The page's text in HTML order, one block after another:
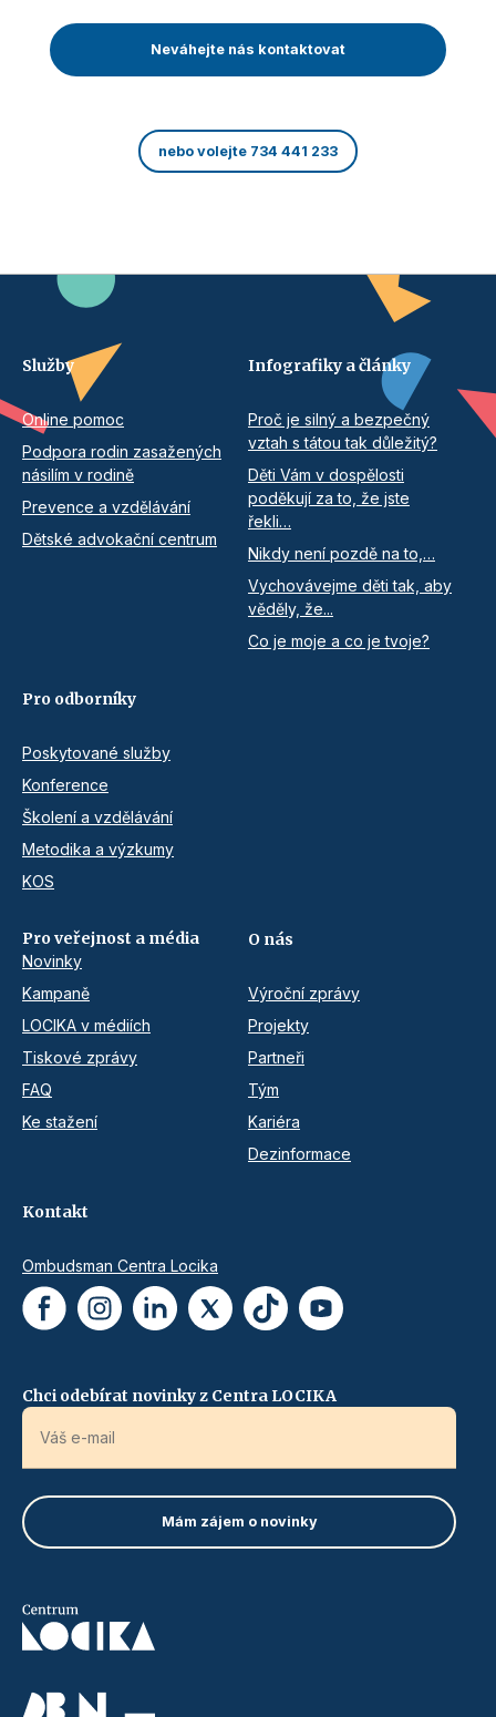
Neváhejte nás kontaktovat
nebo volejte 734 441 233
Služby
Online pomoc
Podpora rodin zasažených
násilím v rodině
Prevence a vzdělávání
Dětské advokační centrum
Infografiky a články
Proč je silný a bezpečný
vztah s tátou tak důležitý?
Děti Vám v dospělosti
poděkují za to, že jste
řekli…
Nikdy není pozdě na to,…
Vychovávejme děti tak, aby
věděly, že...
Co je moje a co je tvoje?
Pro odborníky
Poskytované služby
Konference
Školení a vzdělávání
Metodika a výzkumy
KOS
Pro veřejnost a média
Novinky
Kampaně
LOCIKA v médiích
Tiskové zprávy
FAQ
Ke stažení
O nás
Výroční zprávy
Projekty
Partneři
Tým
Kariéra
Dezinformace
Kontakt
Ombudsman Centra Locika
Chci odebírat novinky z Centra LOCIKA